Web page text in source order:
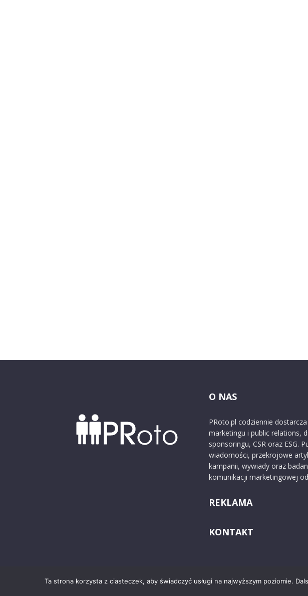
O NAS
PRoto.pl codziennie
marketingu i public relations,
sponsoringu, CSR oraz ESG.
wiadomości, przekrojowe
kampanii, wywiady oraz
komunikacji marketingowej
REKLAMA
KONTAKT
© 2024 PRoto.pl
Ta strona korzysta z ciasteczek, aby świadczyć usługi na najwyższym poziomie.